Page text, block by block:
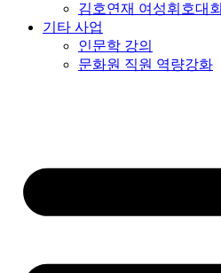
김호연재 여성휘호대회
기타 사업
인문학 강의
문화원 직원 역량강화